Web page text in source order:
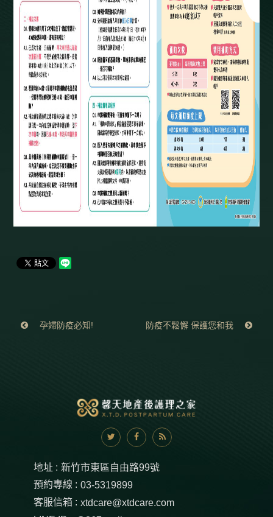
孕婦防疫必知! 防疫不鬆懈 保護您和我
地址 : 新竹市東區自由路99號
預約專線 : 03-5319899
客服信箱 : xtdcare@xtdcare.com